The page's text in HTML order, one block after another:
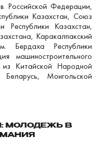
Российской Федерации,
Казахстан, Союз
Республики Казахстан,
Каракалпакский
Бердаха Республики
машиностроительного
из Китайской Народной
Монгольской
МОЛОДЕЖЬ В